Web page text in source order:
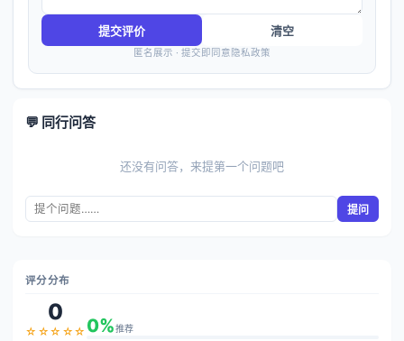
提交评价 清空
匿名展示 · 提交即同意隐私政策
💬 同行问答
还没有问答，来提第一个问题吧
提问
评分分布
0
☆☆☆☆☆ 0%推荐